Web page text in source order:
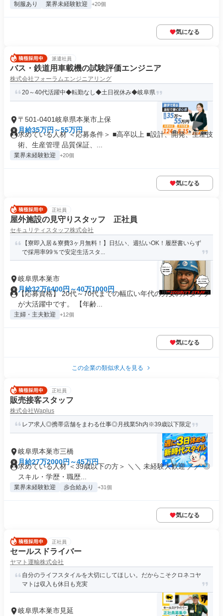
制服あり 業界未経験歓迎 +20個
気になる
派遣社員
バス・鉄道用車載機の試験評価エンジニア
株式会社フォーラムエンジニアリング
20～40代活躍中◆転勤なし◆土日祝休み◆岐阜県
〒501-0401岐阜県本巣市上保
月給35万円～55万円
求めている人材 ＜応募条件＞ ■高卒以上 ■設計、開発、生産技
術、生産管理 品質保証、...
業界未経験歓迎 +20個
気になる
正社員
屋外施設の見守りスタッフ 正社員
セキュリティスタッフ株式会社
【寮即入居＆寮費3ヶ月無料！】日払い、週払いOK！履歴書いらず
で採用率99％で安定生活スタ...
岐阜県本巣市
月給32万6400円～40万1000円
【応募資格】 20代～70代までの幅広い年代の男女のスタッフ
が大活躍中です。 【年齢...
主婦・主夫歓迎 +12個
気になる
この企業の類似求人を見る
正社員
販売接客スタッフ
株式会社Waplus
レア求人◎携帯店舗をまわる仕事◎月残業5h内※39歳以下限定
岐阜県本巣市三橋
月給27万2000円～45万円
求めている人材 ＜39歳以下の方＞ ＼＼ 未経験大歓迎 ／／ ◎
スキル・学歴・職歴...
業界未経験歓迎 歩合給あり +31個
気になる
正社員
セールスドライバー
ヤマト運輸株式会社
自分のライフスタイルを大切にしてほしい。だからこそクロネコヤ
マトは収入も休日も充実
岐阜県本巣市見延